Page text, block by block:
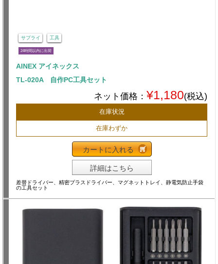
サプライ 工具
24時間以内に出荷
AINEX アイネックス
TL-020A 自作PC工具セット
ネット価格： ¥1,180(税込)
在庫状況
在庫わずか
カートに入れる
詳細はこちら
差替ドライバー、精密プラスドライバー、マグネットトレイ、静電気防止手袋
の工具セット